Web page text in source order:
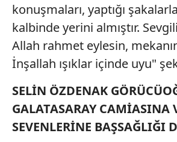
verileriniz işlenmekte olup gerekli olan
toplumu hizmetlerinin sunulması
kullanılmaktadır. Diğer çerezler,
kılınması ve kişiselleştirilmesi ve
reklam/pazarlama faaliyetlerinin
Çerezlere ilişkin tercihlerinizi aşağıda
vasıtasıyla belirleyebilirsiniz. Çerezlere
için Ayarlar butonuna tıklayabilir,
konuşmaları, yaptığı
kalbinde yerini almıştır.
Allah rahmet eylesin,
İnşallah ışıklar içinde uyu"
SELİN ÖZDENAK
GALATASARAY CAMİASINA
SEVENLERİNE BAŞSAĞLIĞI